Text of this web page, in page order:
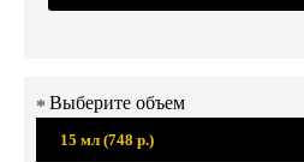
Выберите объем
15 мл (748 р.)